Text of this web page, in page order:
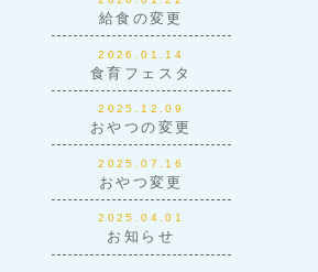
給食の変更
2026.01.14
食育フェスタ
2025.12.09
おやつの変更
2025.07.16
おやつ変更
2025.04.01
お知らせ